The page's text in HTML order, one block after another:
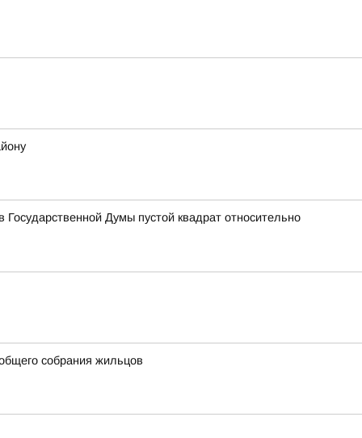
Думы пустой квадрат относительно
собрания жильцов